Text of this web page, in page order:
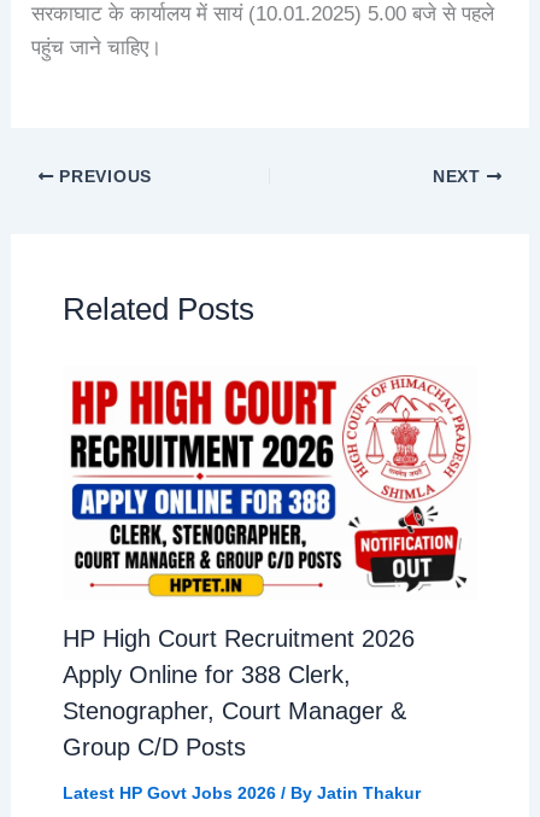
सरकाघाट के कार्यालय में सायं (10.01.2025) 5.00 बजे से पहले
पहुंच जाने चाहिए।
PREVIOUS NEXT
Related Posts
HP High Court Recruitment 2026
Apply Online for 388 Clerk,
Stenographer, Court Manager &
Group C/D Posts
Latest HP Govt Jobs 2026/ By Jatin Thakur